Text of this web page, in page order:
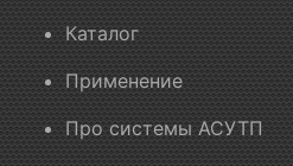
Каталог
Применение
Про системы АСУТП